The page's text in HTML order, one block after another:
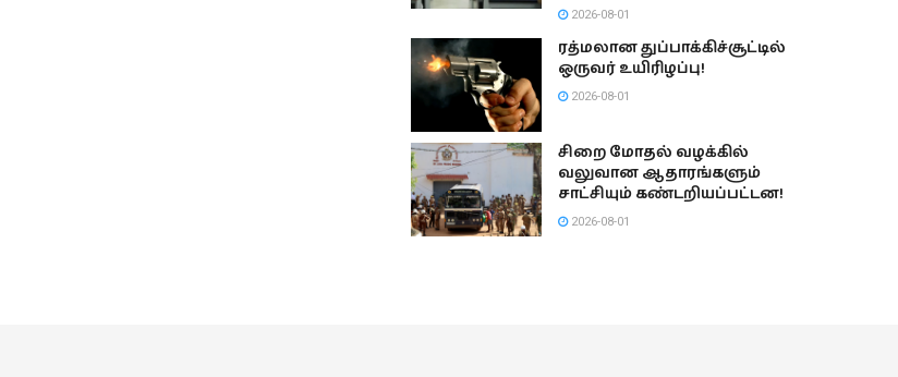
2026-08-01
ரத்மலான துப்பாக்கிச்சூட்டில்
ஒருவர் உயிரிழப்பு!
2026-08-01
சிறை மோதல் வழக்கில்
வலுவான ஆதாரங்களும்
சாட்சியும் கண்டறியப்பட்டன!
2026-08-01